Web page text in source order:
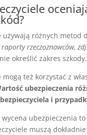
używają różnych metod
rzeczoznawców,
określić zakres szkody.
też korzystać z
ubezpieczenia
i
ubezpieczenia to
muszą